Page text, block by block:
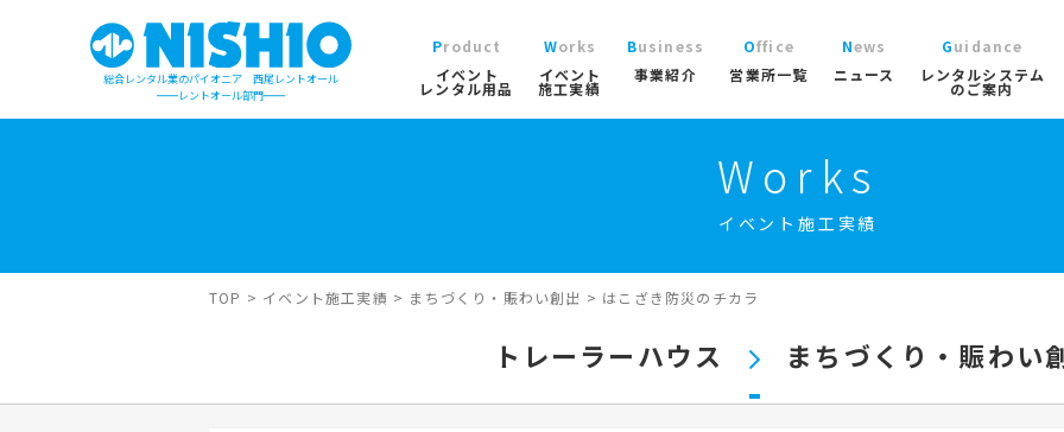
総合レンタル業のパイオニア 西尾レントオール
レントオール部門
イベント
レンタル用品
Product
イベント会場の設営／施工について
デジタルカタログ
イベント用テント
トレーラーハウス
ステージ
イベント
施工実績
Works
事業紹介
Business
屋外イベント事業 屋内イベント事業 トレーラーハウス事業 工事用テン
営業所一覧
Office
ニュース
News
レンタルシステム
のご案内
Guidance
検索カテゴリ 実績 商品 ニュース/ブログ
Works
イベント施工実績
TOP > イベント施工実績 > まちづくり・賑わい創出 > はこざき防災のチカラ
トレーラーハウス まちづくり・賑わい